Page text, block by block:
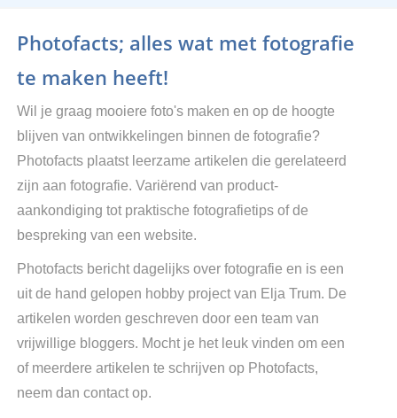
Photofacts; alles wat met fotografie
te maken heeft!
Wil je graag mooiere foto's maken en op de hoogte
blijven van ontwikkelingen binnen de fotografie?
Photofacts plaatst leerzame artikelen die gerelateerd
zijn aan fotografie. Variërend van product-
aankondiging tot praktische fotografietips of de
bespreking van een website.
Photofacts bericht dagelijks over fotografie en is een
uit de hand gelopen hobby project van Elja Trum. De
artikelen worden geschreven door een team van
vrijwillige bloggers. Mocht je het leuk vinden om een
of meerdere artikelen te schrijven op Photofacts,
neem dan contact op.